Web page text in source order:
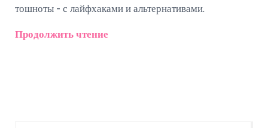
тошноты - с лайфхаками и альтернативами.
Продолжить чтение